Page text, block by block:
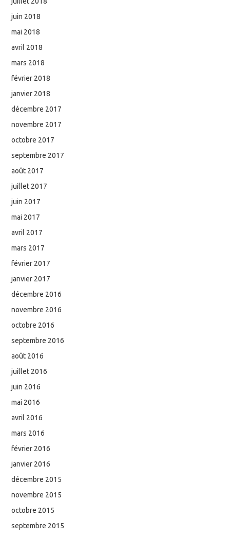
juin 2018
mai 2018
avril 2018
mars 2018
février 2018
janvier 2018
décembre 2017
novembre 2017
octobre 2017
septembre 2017
août 2017
juillet 2017
juin 2017
mai 2017
avril 2017
mars 2017
février 2017
janvier 2017
décembre 2016
novembre 2016
octobre 2016
septembre 2016
août 2016
juillet 2016
juin 2016
mai 2016
avril 2016
mars 2016
février 2016
janvier 2016
décembre 2015
novembre 2015
octobre 2015
septembre 2015